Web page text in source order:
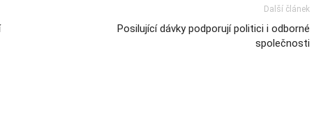
Další článek
Posilující dávky podporují politici i odborné
společnosti